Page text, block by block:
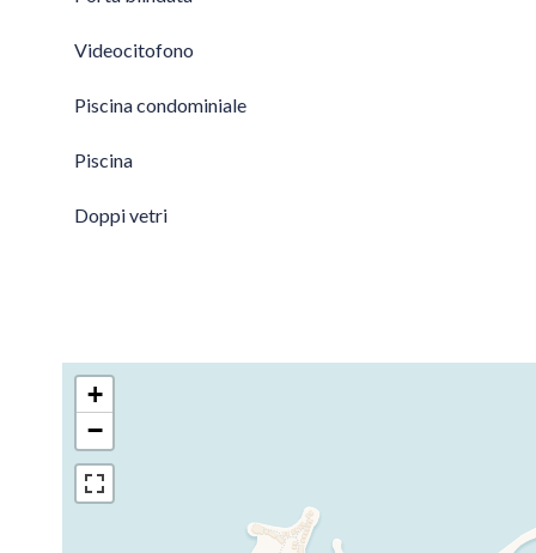
Videocitofono
Piscina condominiale
Piscina
Doppi vetri
+
−